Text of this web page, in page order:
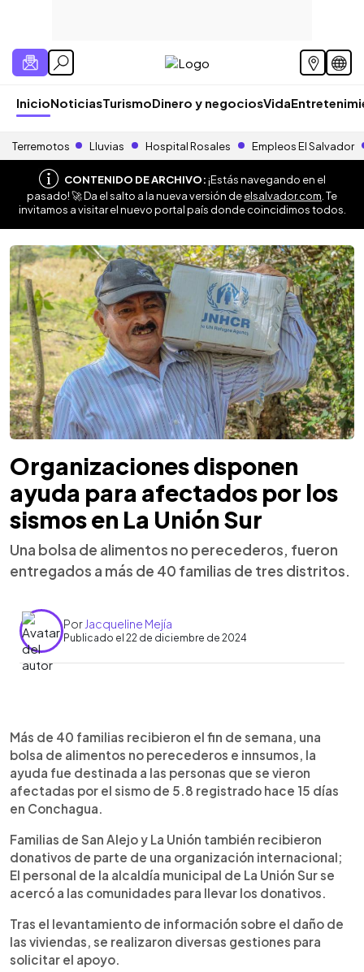
InicioNoticiasTurismoDinero y negociosVida
Terremotos Lluvias Hospital Rosales Empleos El Salvador
CONTENIDO DE ARCHIVO:¡Estás navegando en el
pasado! 🚀 Da el salto a la nueva versión deelsalvador.com . Te
invitamos a visitar el nuevo portal país donde coincidimos todos.
Organizaciones disponen
ayuda para afectados por los
sismos en La Unión Sur
Una bolsa de alimentos no perecederos, fueron
entregados a más de 40 familias de tres distritos.
Por Jacqueline Mejía
Publicado el 22 de diciembre de 2024
► Escuchar artículo
Más de 40 familias recibieron el fin de semana, una
bolsa de alimentos no perecederos e innsumos, la
ayuda fue destinada a las personas que se vieron
afectadas por el sismo de 5.8 registrado hace 15 días
en Conchagua.
Familias de San Alejo y La Unión también recibieron
donativos de parte de una organización internacional;
El personal de la alcaldía municipal de La Unión Sur se
acercó a las comunidades para llevar los donativos.
Tras el levantamiento de información sobre el daño de
las viviendas, se realizaron diversas gestiones para
solicitar el apoyo.